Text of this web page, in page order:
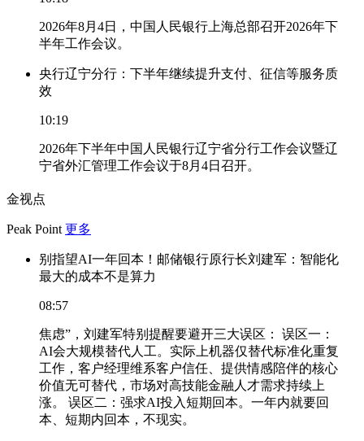
2026年8月4日，中国人民银行上海总部召开2026年下
半年工作会议。
央行辽宁分行：下半年继续提升支付、征信等服务质
效
10:19
2026年下半年中国人民银行辽宁省分行工作会议暨辽
宁省外汇管理工作会议于8月4日召开。
金视点
Peak Point 更多
别指望AI一年回本！邮储银行原行长刘建军：智能化
最大的成本不是算力
08:57
焦虑”，刘建军特别提醒要避开三大误区： 误区一：
AI会大规模替代人工。实际上机器仅替代标准化重复
工作，客户经理维系客户信任、提供情感陪伴的核心
价值无可替代，市场对高技能金融人才需求持续上
涨。 误区二：强求AI投入短期回本。一年内就要回
本、短期内回本，不现实。